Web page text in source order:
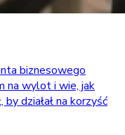
biznesowego
na wylot i wie, jak
działał na korzyść